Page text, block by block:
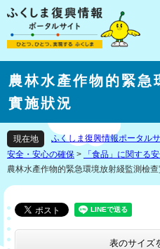
農林水產作物的緊急
實施狀況
現在地 ふくしま復興情報ポータル
安全・安心の確保 > 「食品」に関する
農林水產作物的緊急環境放射綫監測檢查
表のサイズ